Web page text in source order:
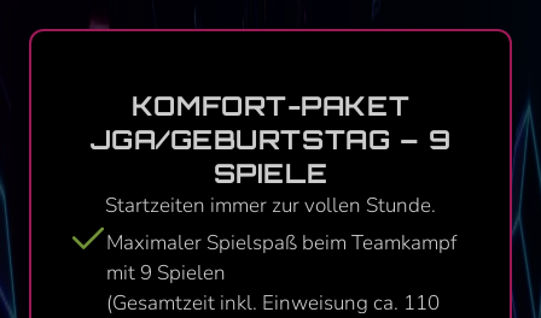
KOMFORT-PAKET
JGA/GEBURTSTAG – 9
SPIELE
Startzeiten immer zur vollen Stunde.
Maximaler Spielspaß beim Teamkampf
mit 9 Spielen
(Gesamtzeit inkl. Einweisung ca. 110